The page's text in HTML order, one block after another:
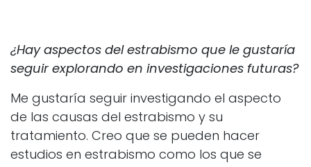
¿Hay aspectos del estrabismo que le gustaría
seguir explorando en investigaciones futuras?
Me gustaría seguir investigando el aspecto
de las causas del estrabismo y su
tratamiento. Creo que se pueden hacer
estudios en estrabismo como los que se